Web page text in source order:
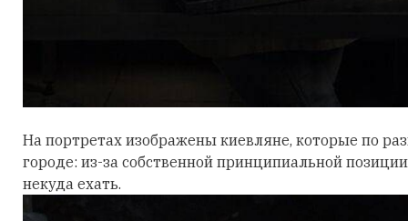
На портретах изображены киевляне, которые по
городе: из-за собственной принципиальной
некуда ехать.